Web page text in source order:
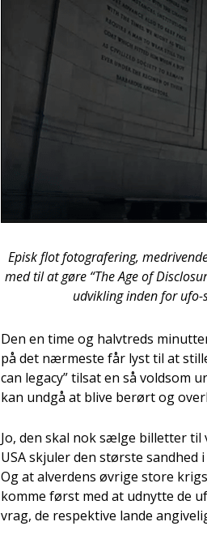
Episk flot foto­gra­fe­ring,
med til at gøre “The Age of
udvik­ling inden for ufo-
Den en time og halv­treds
på det nær­me­ste får lyst til at
can lega­cy” til­sat en så vold­som
kan und­gå at bli­ve berørt og
Jo, den skal nok sæl­ge bil­let­ter
USA skju­ler den stør­ste
Og at alver­dens øvri­ge sto­re
kom­me først med at udnyt­te de
vrag, de respek­ti­ve lan­de